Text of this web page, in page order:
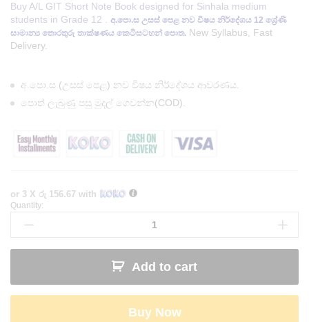
Buy A/L GIT Short Note Book designed for Sinhala medium
students in Grade 12 .
අ.පො.ස උසස් පෙළ නව විෂය නිර්දේශය 12 ශ්‍රේණි
සාමාන්‍ය තොරතුරු තාක්ෂණය කෙටිසටහන් පොත. New Syllabus, Fast
Delivery.
අ.පො.ස (උසස් පෙළ) නව විෂය නිර්දේශය ආවරණය.
පොත් ලැබුණු පසු මුදල් ගෙවන්න(COD).
or 3 X රු 156.67 with
A/L
GIT
Note
(Grade
12)
Quantity:
Add to cart
Buy Now